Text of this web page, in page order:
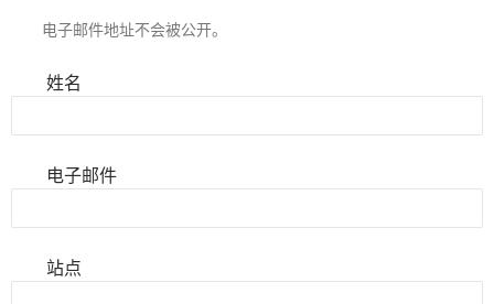
电子邮件地址不会被公开。
姓名
电子邮件
站点